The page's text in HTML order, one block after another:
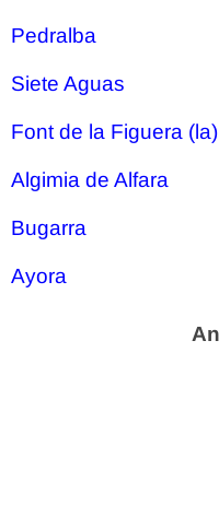
Pedralba
Siete Aguas
Font de la Figuera (la)
Algimia de Alfara
Bugarra
Ayora